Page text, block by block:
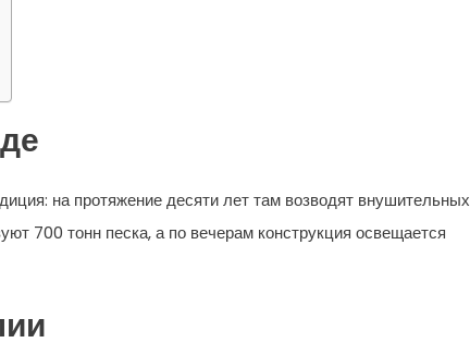
на протяжение десяти лет там возводят внушительных
700 тонн песка, а по вечерам конструкция освещается